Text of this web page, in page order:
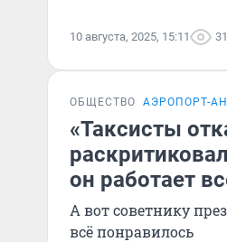
10 августа, 2025, 15:11
ОБЩЕСТВО АЭРОПОРТ-
«Таксисты
он работает
А вот советнику
всё понравилось